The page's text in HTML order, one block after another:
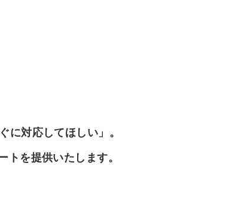
に対応してほしい」。
トを提供いたします。